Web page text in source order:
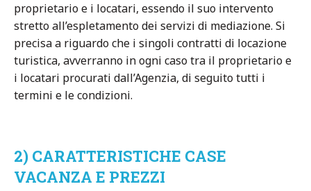
proprietario e i locatari, essendo il suo intervento
stretto all’espletamento dei servizi di mediazione. Si
precisa a riguardo che i singoli contratti di locazione
turistica, avverranno in ogni caso tra il proprietario e
i locatari procurati dall’Agenzia, di seguito tutti i
termini e le condizioni.
2) CARATTERISTICHE CASE
VACANZA E PREZZI